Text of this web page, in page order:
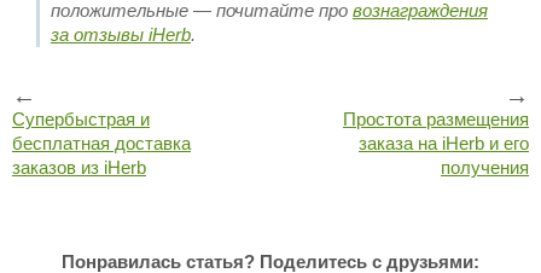
положительные — почитайте про вознаграждения
за отзывы iHerb.
← →
Супербыстрая и
бесплатная доставка
заказов из iHerb
Простота размещения
заказа на iHerb и его
получения
Понравилась статья? Поделитесь с друзьями: